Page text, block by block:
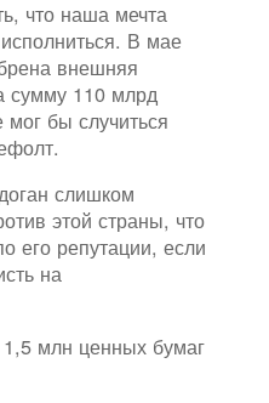
что наша мечта
В мае
внешняя
сумму 110 млрд
бы случиться
слишком
этой страны, что
его репутации, если
на
1,5 млн ценных бумаг